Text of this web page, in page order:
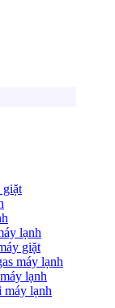
giặt
lạnh
giặt
máy lạnh
lạnh
máy lạnh